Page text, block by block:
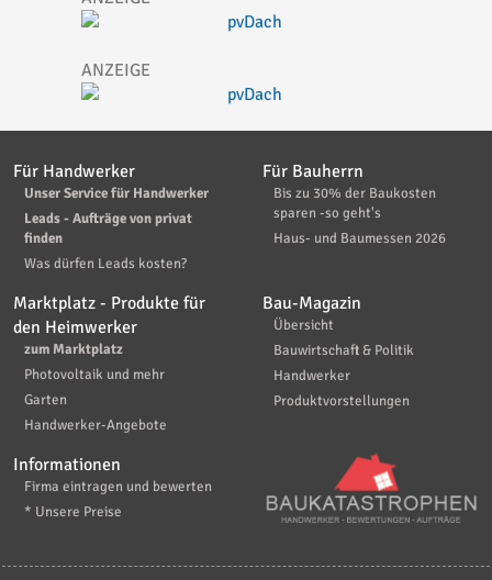
Für Handwerker
Unser Service für Handwerker
Leads - Aufträge von privat
finden
Was dürfen Leads kosten?
Für Bauherrn
Bis zu 30% der Baukosten
sparen -so geht's
Haus- und Baumessen 2026
Marktplatz - Produkte für
den Heimwerker
zum Marktplatz
Photovoltaik und mehr
Garten
Handwerker-Angebote
Bau-Magazin
Übersicht
Bauwirtschaft & Politik
Handwerker
Produktvorstellungen
Informationen
Firma eintragen und bewerten
* Unsere Preise